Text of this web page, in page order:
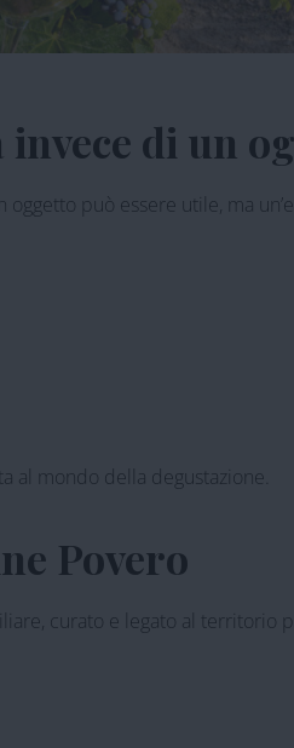
di un
può essere utile, ma
al mondo della degustazione.
Povero
curato e legato al territorio